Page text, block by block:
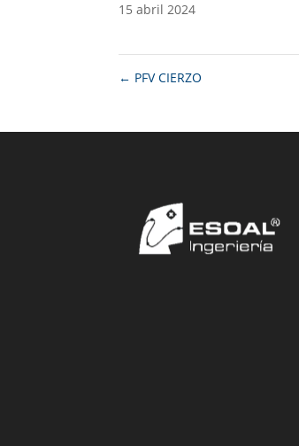
15 abril 2024
← PFV CIERZO